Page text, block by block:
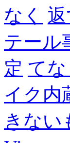
なく
テール
定 て
イク内
きない